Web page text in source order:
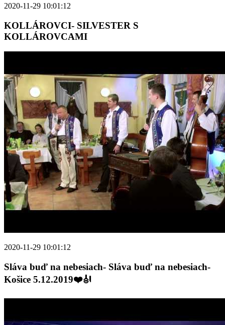
2020-11-29 10:01:12
KOLLÁROVCI- SILVESTER S
KOLLÁROVCAMI
2020-11-29 10:01:12
Sláva buď na nebesiach- Sláva buď na nebesiach-
Košice 5.12.2019❤️🎻